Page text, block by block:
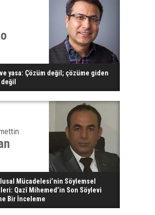
yasa: Çözüm değil; çözüme giden
Mücadelesi’nin Söylemsel
Qazî Mihemed’in Son Söylevi
Bir İnceleme